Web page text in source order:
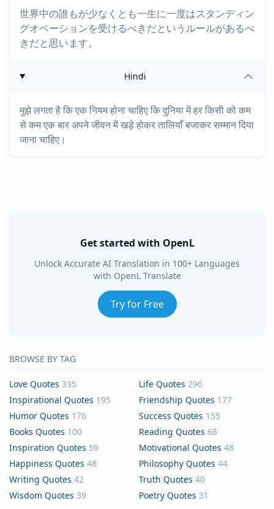
世界中の誰もが少なくとも一生に一度はスタンディン
グオベーションを受けるべきだというルールがあるべ
きだと思います。
Hindi
मुझे लगता है कि एक नियम होना चाहिए कि दुनिया में हर किसी को कम
से कम एक बार अपने जीवन में खड़े होकर तालियाँ बजाकर सम्मान दिया
जाना चाहिए।
Get started with OpenL
Unlock Accurate AI Translation in 100+ Languages
with OpenL Translate
Try for Free
BROWSE BY TAG
Love Quotes 335 Life Quotes 296
Inspirational Quotes 195 Friendship Quotes 177
Humor Quotes 176 Success Quotes 155
Books Quotes 100 Reading Quotes 68
Inspiration Quotes 59 Motivational Quotes 48
Happiness Quotes 48 Philosophy Quotes 44
Writing Quotes 42 Truth Quotes 40
Wisdom Quotes 39 Poetry Quotes 31